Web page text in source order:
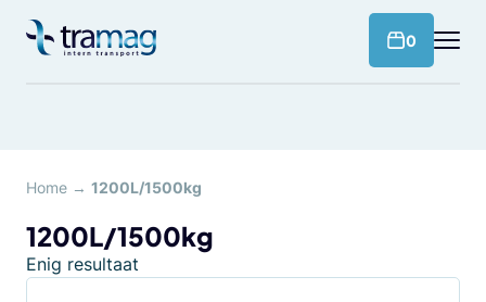
naar
0
Home → 1200L/1500kg
1200L/1500kg
Enig resultaat